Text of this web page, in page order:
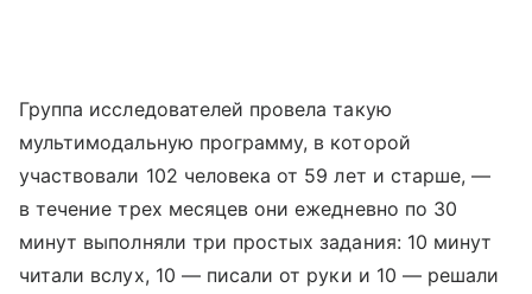
Группа исследователей провела такую
мультимодальную программу, в которой
участвовали 102 человека от 59 лет и старше, —
в течение трех месяцев они ежедневно по 30
минут выполняли три простых задания: 10 минут
читали вслух, 10 — писали от руки и 10 — решали